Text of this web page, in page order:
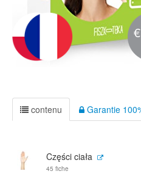
contenu Garantie
Części ciała
45 fiche